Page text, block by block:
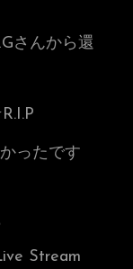
さんから還
ったです
Stream